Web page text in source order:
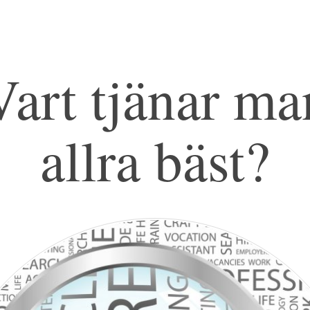
tjänar
allra bäst?